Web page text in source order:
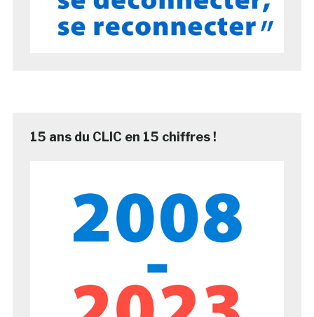
15 ans du CLIC en 15 chiffres !